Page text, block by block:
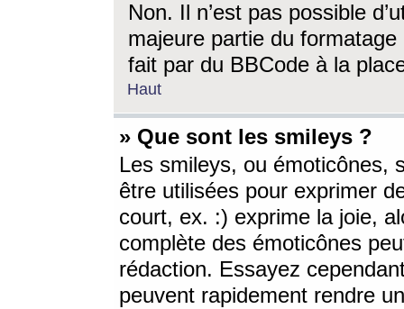
Non. Il n’est pas possible
majeure partie du
fait par du BBCode à la
Haut
» Que sont les smileys ?
Les smileys, ou émoticônes,
être utilisées pour exprimer
court, ex. :) exprime la joie,
complète des émoticônes
rédaction. Essayez
peuvent rapidement rendre